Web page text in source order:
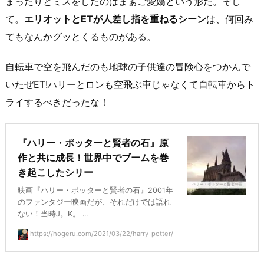
て。 エリオットとETが人差し指を重ねるシーンは、何回み
てもなんかグッとくるものがある。
自転車で空を飛んだのも地球の子供達の冒険心をつかんで
いたぜET!ハリーとロンも空飛ぶ車じゃなくて自転車からト
ライするべきだったな！
『ハリー・ポッターと賢者の石』原
作と共に成長！世界中でブームを巻
き起こしたシリー
映画『ハリー・ポッターと賢者の石』2001年
のファンタジー映画だが、それだけでは語れ
ない！当時J。K。 ...
https://hogeru.com/2021/03/22/harry-potter/